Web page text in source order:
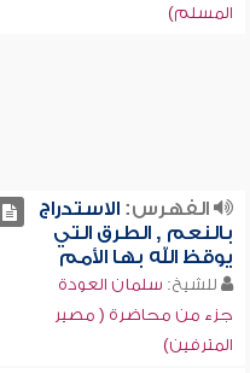
المسلم)
الفهرس:الاستدراج
بالنعم , الطرق التي
يوقظ الله بها الأمم
للشيخ: سلمان العودة
جزء من محاضرة ( مصير
المترفين)